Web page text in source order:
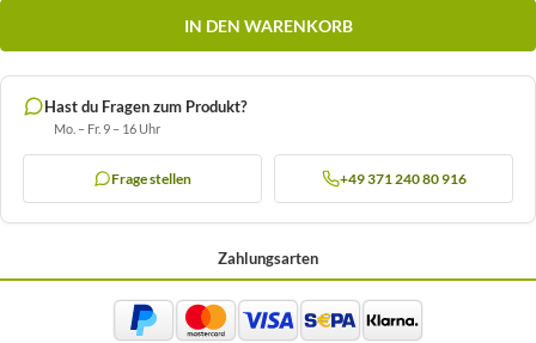
IN DEN WARENKORB
Hast du Fragen zum Produkt?
Mo. – Fr. 9 – 16 Uhr
Frage stellen +49 371 240 80 916
Zahlungsarten